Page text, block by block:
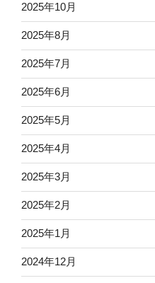
2025年10月
2025年8月
2025年7月
2025年6月
2025年5月
2025年4月
2025年3月
2025年2月
2025年1月
2024年12月